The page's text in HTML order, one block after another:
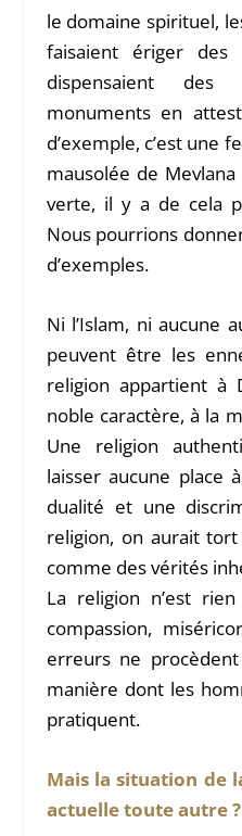
le domaine spirituel,
faisaient ériger
dispensaient des
monuments en
d’exemple, c’est une
mausolée de
verte, il y a de cela
Nous pourrions
d’exemples.
Ni l’Islam, ni aucune
peuvent être les
religion appartient à
noble caractère, à la
Une religion
laisser aucune place
dualité et une
religion, on aurait
comme des vérités
La religion n’est rien
compassion,
erreurs ne
manière dont les
pratiquent.
Mais la situation de
actuelle toute autre ?